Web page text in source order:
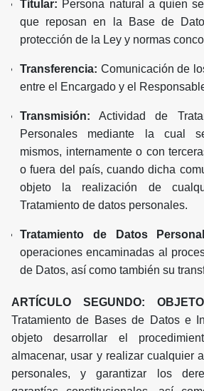
Titular: Persona natural a quien
que reposan en la Base de
protección de la Ley y normas
Transferencia: Comunicación de
entre el Encargado y el
Transmisión: Actividad de
Personales mediante la cual
mismos, internamente o con
o fuera del país, cuando dicha
objeto la realización de
Tratamiento de datos personales.
Tratamiento de Datos
operaciones encaminadas al
de Datos, así como también su
ARTÍCULO SEGUNDO:
Tratamiento de Bases de Datos e
objeto desarrollar el
almacenar, usar y realizar cualquier
personales, y garantizar los